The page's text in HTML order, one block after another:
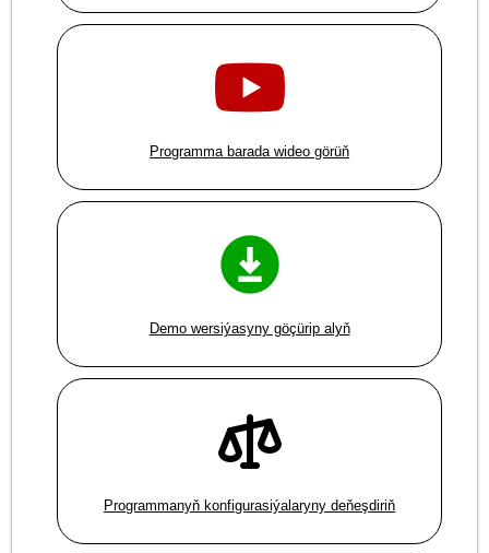
Programma barada wideo görüň
Demo wersiýasyny göçürip alyň
Programmanyň konfigurasiýalaryny deňeşdiriň